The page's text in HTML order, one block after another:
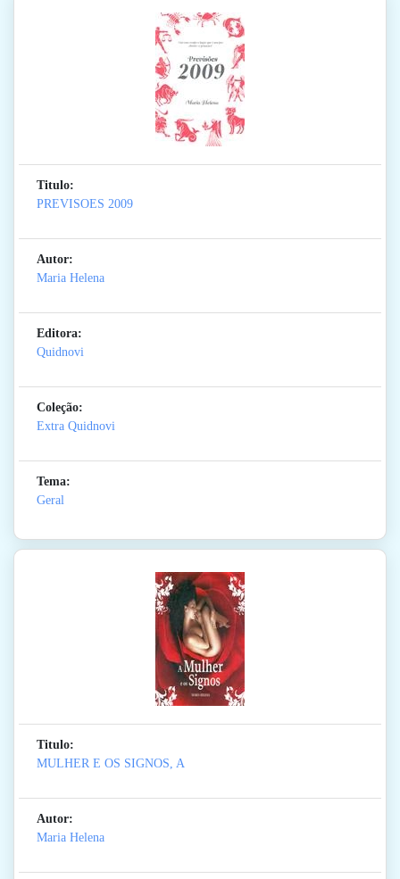
Titulo:
PREVISOES 2009
Autor:
Maria Helena
Editora:
Quidnovi
Coleção:
Extra Quidnovi
Tema:
Geral
Titulo:
MULHER E OS SIGNOS, A
Autor:
Maria Helena